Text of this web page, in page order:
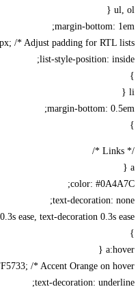
ul, ol {
margin-bottom: 1em;
/* Adjust padding for RTL lists */
list-style-position: inside;
}
li {
margin-bottom: 0.5em;
}
/* Links */
a {
color: #0A4A7C;
text-decoration: none;
ease, text-decoration 0.3s ease;
}
a:hover {
/* Accent Orange on hover */
text-decoration: underline;